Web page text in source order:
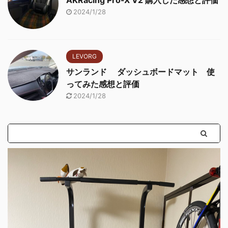
2024/1/28
LEVORG
サンランド ダッシュボードマット 使
ってみた感想と評価
2024/1/28